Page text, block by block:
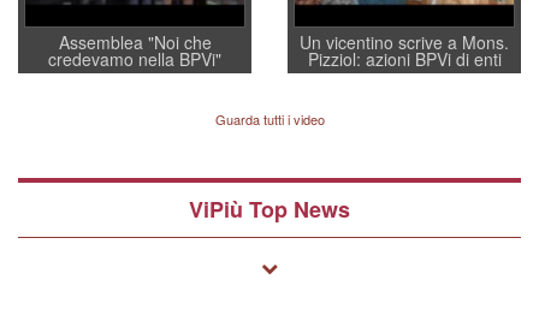
Assemblea "Noi che
credevamo nella BPVi"
Un vicentino scrive a Mons.
Pizziol: azioni BPVi di enti
religiosi e "buchi" don Paolo
Guarda tutti i video
ViPiù Top News